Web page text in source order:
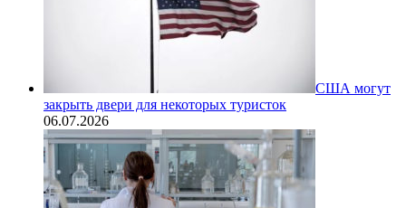
США могут
закрыть двери для некоторых туристок
06.07.2026